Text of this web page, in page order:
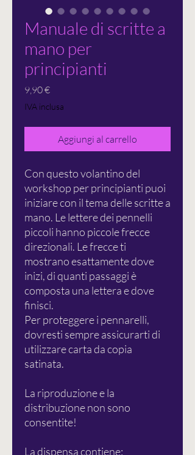
Manuale di scritte a
mano per
principianti
9,90 €Prezzo
IVA inclusa
Aggiungi al carrello
Con questo volantino del
workshop per principianti puoi
iniziare con il tema delle scritte a
mano. Le lettere dei pennelli
piccoli hanno piccole frecce
direzionali. Le frecce ti
mostrano esattamente dove
inizi, di quanti passaggi è
composta una lettera e dove
finisci.
Per proteggere i pennarelli,
dovresti sempre assicurarti di
utilizzare carta da copia
satinata.
La riproduzione e la
distribuzione non sono
consentite!
La dispensa contiene: